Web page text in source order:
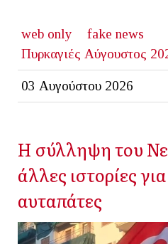
web only
fake news
Πυρκαγιές Αύγουστος
03 Αυγούστου 2026
Η σύλληψη του
άλλες ιστορίες
αυταπάτες